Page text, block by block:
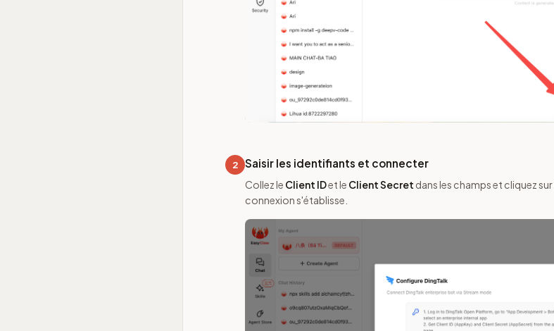
2 Saisir les identifiants et connecter
Collez le Client IDet le Client Secret dans les champs et cliquez sur
connexion s'établisse.